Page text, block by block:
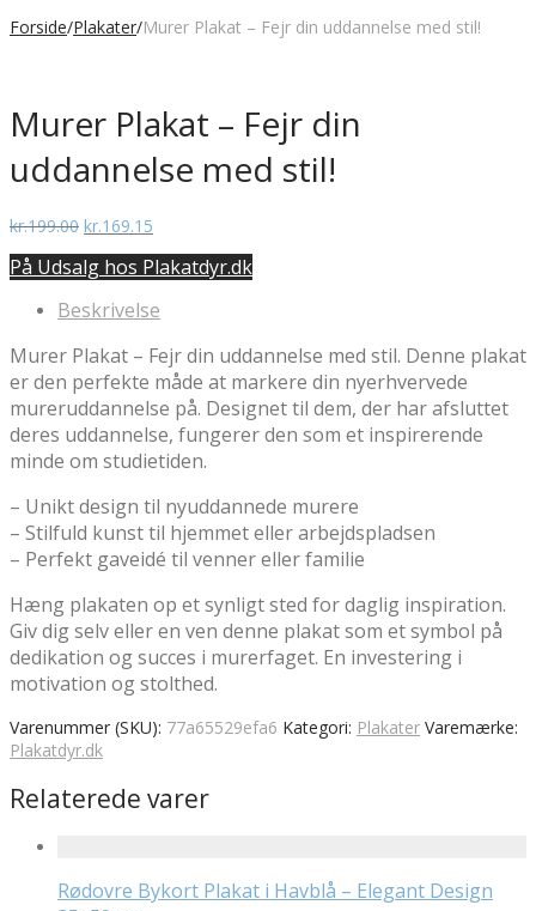
Forside/Plakater/Murer Plakat – Fejr din uddannelse med stil!
Murer Plakat – Fejr din
uddannelse med stil!
kr.199.00 Den
pris
kr.199.00.
kr.169.15
pris
kr.169.15.
På Udsalg hos Plakatdyr.dk
Beskrivelse
Murer Plakat – Fejr din uddannelse med stil. Denne plakat
er den perfekte måde at markere din nyerhvervede
mureruddannelse på. Designet til dem, der har afsluttet
deres uddannelse, fungerer den som et inspirerende
minde om studietiden.
– Unikt design til nyuddannede murere
– Stilfuld kunst til hjemmet eller arbejdspladsen
– Perfekt gaveidé til venner eller familie
Hæng plakaten op et synligt sted for daglig inspiration.
Giv dig selv eller en ven denne plakat som et symbol på
dedikation og succes i murerfaget. En investering i
motivation og stolthed.
Varenummer (SKU): 77a65529efa6 Kategori: Plakater Varemærke:
Plakatdyr.dk
Relaterede varer
Rødovre Bykort Plakat i Havblå – Elegant Design